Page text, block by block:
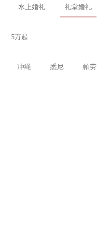
水上婚礼 礼堂婚礼
5万起
冲绳 悉尼 帕劳